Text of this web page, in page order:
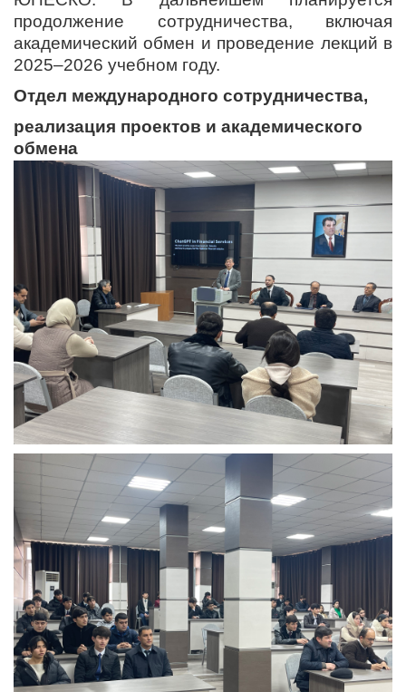
продолжение сотрудничества, включая
академический обмен и проведение лекций в
2025–2026 учебном году.
Отдел международного сотрудничества,
реализация проектов и академического
обмена